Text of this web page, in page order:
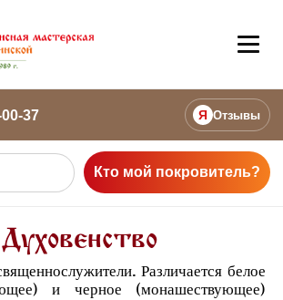
37 Я Отзывы
Кто мой покровитель?
Духовенство
Различается белое
и черное (монашествующее)